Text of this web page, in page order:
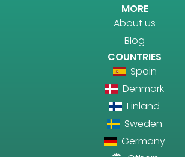
MORE
About us
Blog
COUNTRIES
Spain
Denmark
Finland
Sweden
Germany